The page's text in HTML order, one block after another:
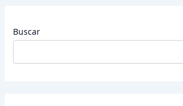
Buscar